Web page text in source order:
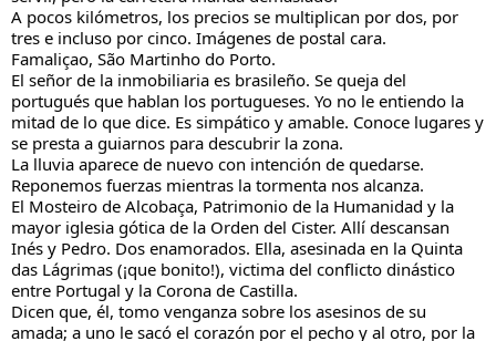
A pocos kilómetros, los precios se multiplican por dos, por
tres e incluso por cinco. Imágenes de postal cara.
Famaliçao, São Martinho do Porto.
El señor de la inmobiliaria es brasileño. Se queja del
portugués que hablan los portugueses. Yo no le entiendo la
mitad de lo que dice. Es simpático y amable. Conoce lugares y
se presta a guiarnos para descubrir la zona.
La lluvia aparece de nuevo con intención de quedarse.
Reponemos fuerzas mientras la tormenta nos alcanza.
El Mosteiro de Alcobaça, Patrimonio de la Humanidad y la
mayor iglesia gótica de la Orden del Cister. Allí descansan
Inés y Pedro. Dos enamorados. Ella, asesinada en la Quinta
das Lágrimas (¡que bonito!), victima del conflicto dinástico
entre Portugal y la Corona de Castilla.
Dicen que, él, tomo venganza sobre los asesinos de su
amada; a uno le sacó el corazón por el pecho y al otro, por la